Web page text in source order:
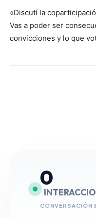
«Discutí la
Vas a poder ser
convicciones y lo que
0
CONVERSACIÓN